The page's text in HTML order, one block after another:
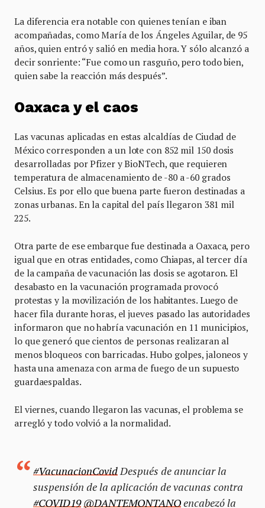
La diferencia era notable con quienes tenían e iban
acompañadas, como María de los Ángeles Aguilar, de 95
años, quien entró y salió en media hora. Y sólo alcanzó a
decir sonriente: “Fue como un rasguño, pero todo bien,
quien sabe la reacción más después”.
Oaxaca y el caos
Las vacunas aplicadas en estas alcaldías de Ciudad de
México corresponden a un lote con 852 mil 150 dosis
desarrolladas por Pfizer y BioNTech, que requieren
temperatura de almacenamiento de -80 a -60 grados
Celsius. Es por ello que buena parte fueron destinadas a
zonas urbanas. En la capital del país llegaron 381 mil
225.
Otra parte de ese embarque fue destinada a Oaxaca, pero
igual que en otras entidades, como Chiapas, al tercer día
de la campaña de vacunación las dosis se agotaron. El
desabasto en la vacunación programada provocó
protestas y la movilización de los habitantes. Luego de
hacer fila durante horas, el jueves pasado las autoridades
informaron que no habría vacunación en 11 municipios,
lo que generó que cientos de personas realizaran al
menos bloqueos con barricadas. Hubo golpes, jaloneos y
hasta una amenaza con arma de fuego de un supuesto
guardaespaldas.
El viernes, cuando llegaron las vacunas, el problema se
arregló y todo volvió a la normalidad.
#VacunacionCovidDespués de anunciar la
suspensión de la aplicación de vacunas contra
#COVID19@DANTEMONTANOencabezó la